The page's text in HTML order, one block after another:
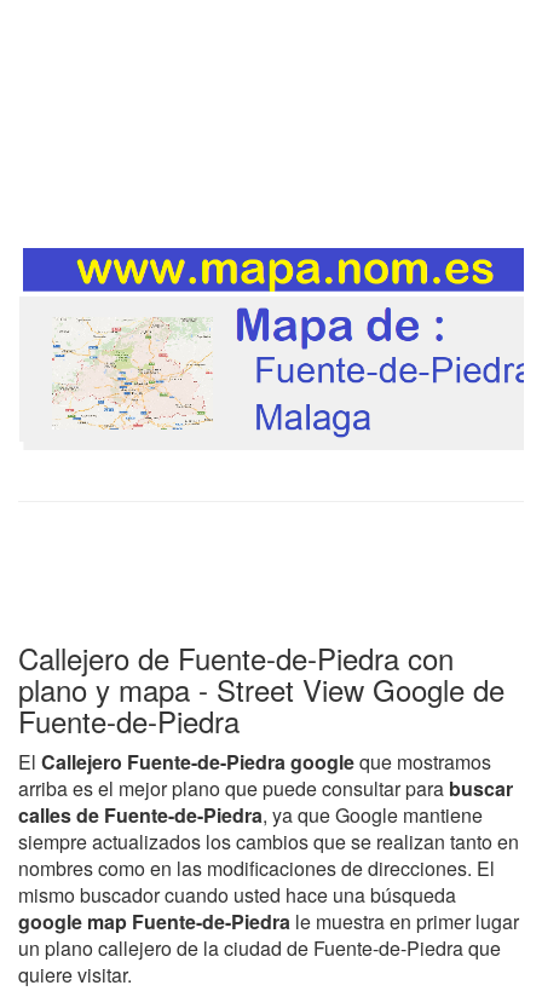
Callejero de Fuente-de-Piedra con
plano y mapa - Street View Google de
Fuente-de-Piedra
El Callejero Fuente-de-Piedra googleque mostramos
arriba es el mejor plano que puede consultar para buscar
calles de Fuente-de-Piedra, ya que Google mantiene
siempre actualizados los cambios que se realizan tanto en
nombres como en las modificaciones de direcciones. El
mismo buscador cuando usted hace una búsqueda
google map Fuente-de-Piedra le muestra en primer lugar
un plano callejero de la ciudad de Fuente-de-Piedra que
quiere visitar.